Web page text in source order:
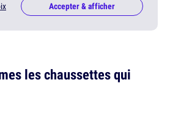
Accepter & afficher
les chaussettes qui